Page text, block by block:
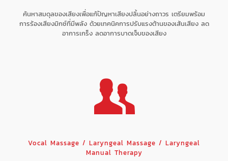
ค้นหาสมดุลของเสียงเพื่อแก้ปัญหาเสียงปลิ้นอย่างถาวร เตรียมพร้อม
การร้องเสียงมิกซ์ที่มีพลัง ด้วยเทคนิคการปรับแรงต้านของเส้นเสียง ลด
อาการเกร็ง ลดอาการบาดเจ็บของเสียง
Vocal Massage / Laryngeal Massage / Laryngeal
Manual Therapy